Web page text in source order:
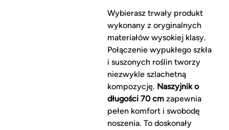
Wybierasz trwały produkt
wykonany z oryginalnych
materiałów wysokiej klasy.
Połączenie wypukłego szkła
i suszonych roślin tworzy
niezwykle szlachetną
kompozycję. Naszyjnik o
długości 70 cmzapewnia
pełen komfort i swobodę
noszenia. To doskonały